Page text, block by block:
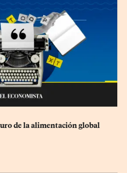
de la alimentación global